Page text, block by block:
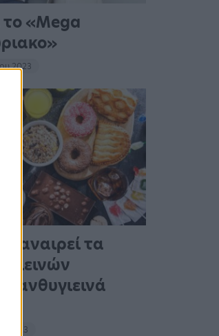
«Mega
2023
4 αναιρεί τα
ανθυγιεινά
2023